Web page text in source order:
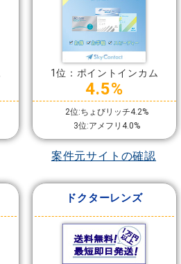
1位：ポイントインカム
4.5%
2位:ちょびリッチ4.2%
3位:アメフリ4.0%
案件元サイトの確認
ドクターレンズ